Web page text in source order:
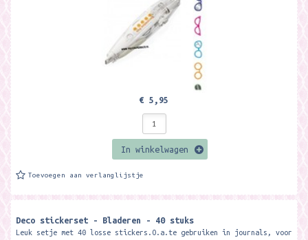
€ 5,95
In winkelwagen
Toevoegen aan verlanglijstje
Deco stickerset - Bladeren - 40 stuks
Leuk setje met 40 losse stickers.O.a.te gebruiken in journals, voor